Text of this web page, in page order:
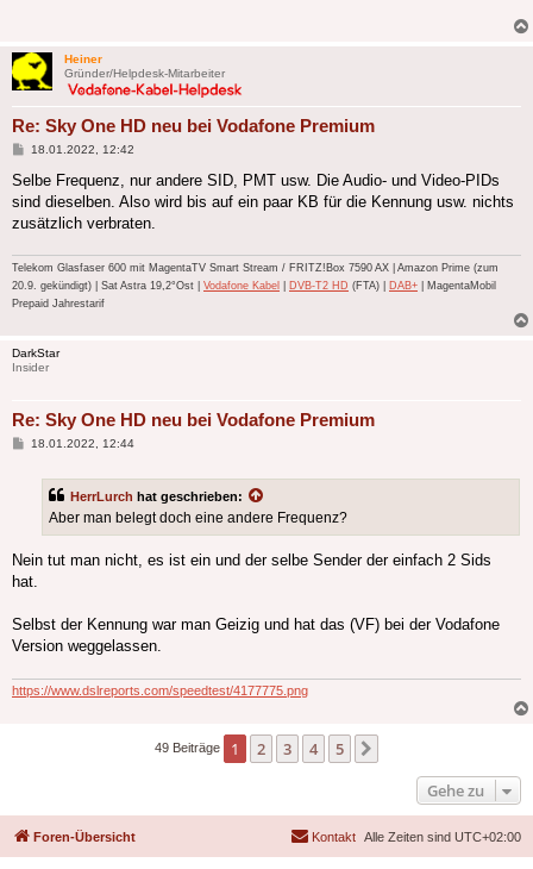
Heiner
Gründer/Helpdesk-Mitarbeiter
Re: Sky One HD neu bei Vodafone Premium
Beitrag
18.01.2022, 12:42
Selbe Frequenz, nur andere SID, PMT usw. Die Audio- und Video-PIDs
sind dieselben. Also wird bis auf ein paar KB für die Kennung usw. nichts
zusätzlich verbraten.
Telekom Glasfaser 600 mit MagentaTV Smart Stream / FRITZ!Box 7590 AX | Amazon Prime (zum
20.9. gekündigt) | Sat Astra 19,2°Ost | Vodafone Kabel DVB-T2 HD (FTA) | DAB+ | MagentaMobil
Prepaid Jahrestarif
DarkStar
Insider
Re: Sky One HD neu bei Vodafone Premium
Beitrag
18.01.2022, 12:44
HerrLurch hat geschrieben:
Aber man belegt doch eine andere Frequenz?
Nein tut man nicht, es ist ein und der selbe Sender der einfach 2 Sids
hat.
Selbst der Kennung war man Geizig und hat das (VF) bei der Vodafone
Version weggelassen.
https://www.dslreports.com/speedtest/4177775.png
49 Beiträge 1 2 3 4 5
Gehe zu
Foren-Übersicht Alle Zeiten sind UTC+02:00
Kontakt